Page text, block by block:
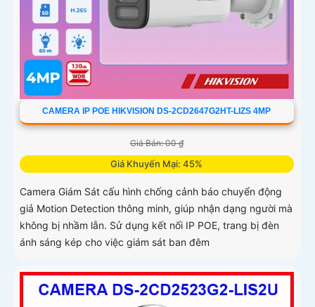
CAMERA IP POE HIKVISION DS-2CD2647G2HT-LIZS 4MP
Giá Bán: 00 ₫
Giá Khuyến Mại: 45%
Camera Giám Sát cấu hình chống cảnh báo chuyển động
giả Motion Detection thông minh, giúp nhận dạng người mà
không bị nhầm lẫn. Sử dụng kết nối IP POE, trang bị đèn
ánh sáng kép cho việc giám sát ban đêm